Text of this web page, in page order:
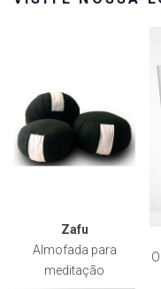
Zafu
Almofada para
meditação